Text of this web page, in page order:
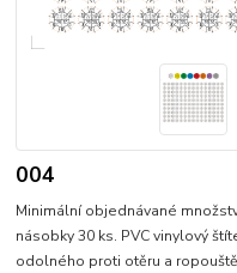
004
Minimální objednávané
násobky 30 ks. PVC vinylový
odolného proti otěru a